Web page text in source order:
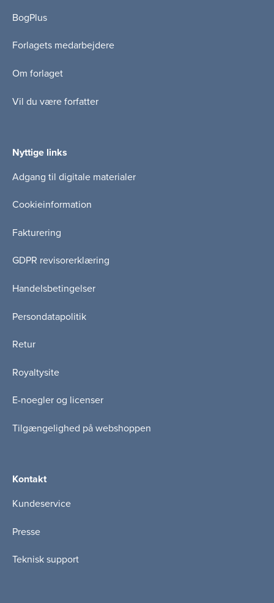
BogPlus
Forlagets medarbejdere
Om forlaget
Vil du være forfatter
Nyttige links
Adgang til digitale materialer
Cookieinformation
Fakturering
GDPR revisorerklæring
Handelsbetingelser
Persondatapolitik
Retur
Royaltysite
E-noegler og licenser
Tilgængelighed på webshoppen
Kontakt
Kundeservice
Presse
Teknisk support